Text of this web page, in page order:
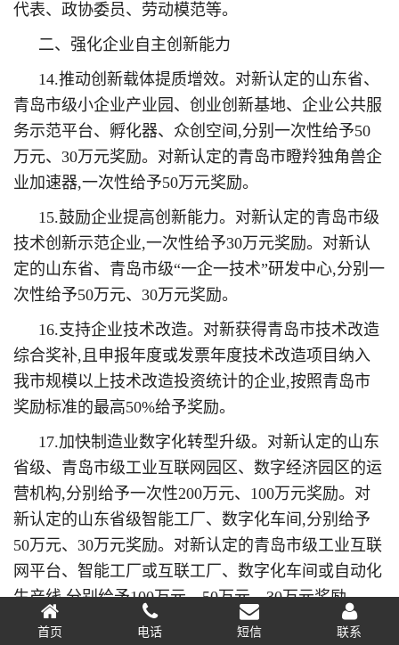
代表、政协委员、劳动模范等。
二、强化企业自主创新能力
14.推动创新载体提质增效。对新认定的山东省、
青岛市级小企业产业园、创业创新基地、企业公共服
务示范平台、孵化器、众创空间,分别一次性给予50
万元、30万元奖励。对新认定的青岛市瞪羚独角兽企
业加速器,一次性给予50万元奖励。
15.鼓励企业提高创新能力。对新认定的青岛市级
技术创新示范企业,一次性给予30万元奖励。对新认
定的山东省、青岛市级“一企一技术”研发中心,分别一
次性给予50万元、30万元奖励。
16.支持企业技术改造。对新获得青岛市技术改造
综合奖补,且申报年度或发票年度技术改造项目纳入
我市规模以上技术改造投资统计的企业,按照青岛市
奖励标准的最高50%给予奖励。
17.加快制造业数字化转型升级。对新认定的山东
省级、青岛市级工业互联网园区、数字经济园区的运
营机构,分别给予一次性200万元、100万元奖励。对
新认定的山东省级智能工厂、数字化车间,分别给予
50万元、30万元奖励。对新认定的青岛市级工业互联
网平台、智能工厂或互联工厂、数字化车间或自动化
生产线,分别给予100万元、50万元、30万元奖励。
18.鼓励企业加大研发投入。对当年研发投入500
首页 电话 短信 联系